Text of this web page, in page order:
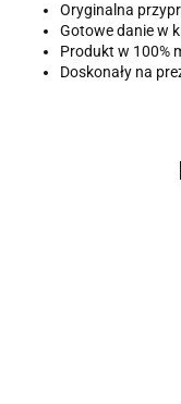
Oryginalna
Gotowe danie w
Produkt w 100%
Doskonały na